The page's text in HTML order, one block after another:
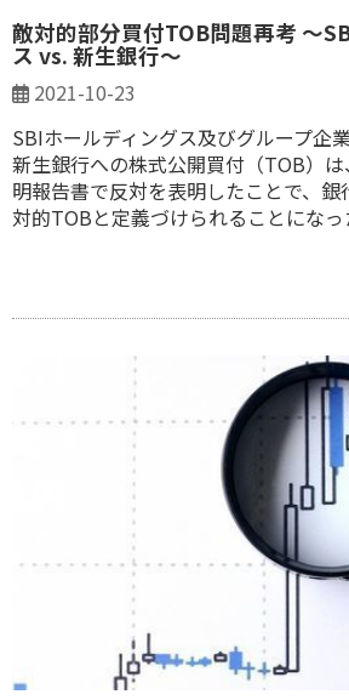
敵対的部分買付TOB問題再考 ～
ス vs. 新生銀行～
2021-10-23
SBIホールディングス及びグループ企
新生銀行への株式公開買付（TOB）
明報告書で反対を表明したことで、
対的TOBと定義づけられることになっ